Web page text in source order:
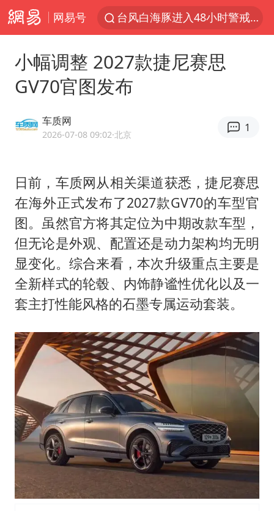
网易号
台风白海豚进入48小时警戒线
看守所辅警收受10万获刑1年
宇树科技王兴兴身家有望超200亿元
中国养老床位“三连降”
台风白海豚影响中国已成定局
外交部发言人就广岛核爆81周年等答记者问
贵州轮胎子公司获美国退税8136万
吉林一“温度计大楼”读数爆表
80后女柜员逆袭成4200亿银行副行长
女子利用漏洞0元薅走3000多件家电
奋进开新局 实干挑大梁
小幅调整 2027款捷尼赛思
GV70官图发布
车质网
2026-07-08 09:02·北京
1
日前，车质网从相关渠道获悉，捷尼赛思
在海外正式发布了2027款GV70的车型官
图。虽然官方将其定位为中期改款车型，
但无论是外观、配置还是动力架构均无明
显变化。综合来看，本次升级重点主要是
全新样式的轮毂、内饰静谧性优化以及一
套主打性能风格的石墨专属运动套装。